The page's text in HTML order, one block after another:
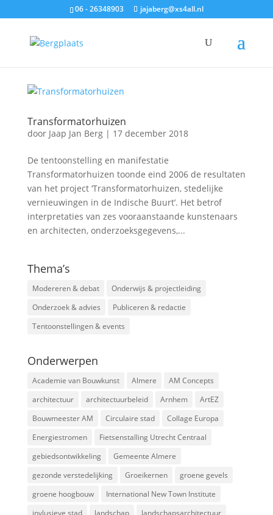
06 - 26348903 jajaberg@xs4all.nl
Transformatorhuizen
door Jaap Jan Berg| 17 december 2018
De tentoonstelling en manifestatie
Transformatorhuizen toonde eind 2006 de resultaten
van het project ‘Transformatorhuizen, stedelijke
vernieuwingen in de Indische Buurt’. Het betrof
interpretaties van zes vooraanstaande kunstenaars
en architecten, onderzoeksgegevens,...
Thema’s
Modereren & debat
Onderwijs & projectleiding
Onderzoek & advies
Publiceren & redactie
Tentoonstellingen & events
Onderwerpen
Academie van Bouwkunst Almere
AM Concepts
architectuur
architectuurbeleid Arnhem
ArtEZ
Bouwmeester AM
Circulaire stad
Collage Europa
Energiestromen
Fietsenstalling Utrecht Centraal
gebiedsontwikkeling
Gemeente Almere
gezonde verstedelijking
Groeikernen
groene gevels
groene hoogbouw
International New Town Institute
invlusieve stad
landschap
landschapsarchitectuur